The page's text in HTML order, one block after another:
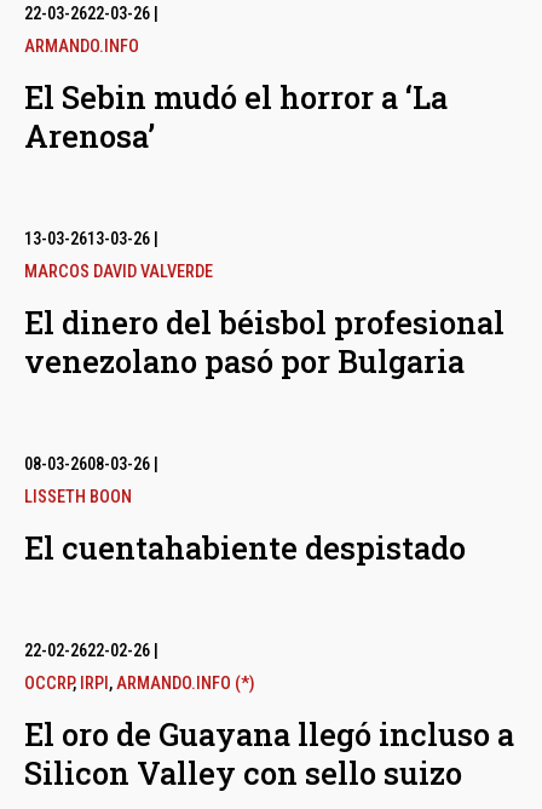
22-03-2622-03-26
ARMANDO.INFO
El Sebin mudó el horror a ‘La
Arenosa’
13-03-2613-03-26
MARCOS DAVID VALVERDE
El dinero del béisbol profesional
venezolano pasó por Bulgaria
08-03-2608-03-26
LISSETH BOON
El cuentahabiente despistado
22-02-2622-02-26
OCCRP, IRPI ,ARMANDO.INFO (*)
El oro de Guayana llegó incluso a
Silicon Valley con sello suizo